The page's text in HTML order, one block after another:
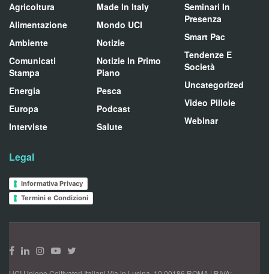
Agricoltura
Alimentazione
Ambiente
Comunicati
Stampa
Energia
Europa
Interviste
Made In Italy
Mondo UCI
Notizie
Notizie In Primo
Piano
Pesca
Podcast
Salute
Seminari In
Presenza
Smart Pac
Tendenze E
Società
Uncategorized
Video Pillole
Webinar
Legal
Informativa Privacy
Termini e Condizioni